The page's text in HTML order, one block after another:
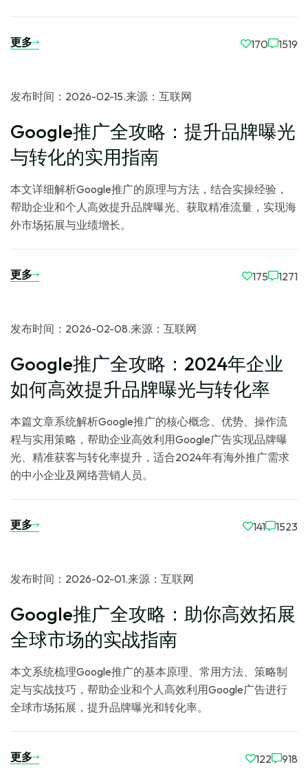
更多 170 1519
发布时间：2026-02-15.来源：互联网
Google推广全攻略：提升品牌曝光
与转化的实用指南
本文详细解析Google推广的原理与方法，结合实操经验，
帮助企业和个人高效提升品牌曝光、获取精准流量，实现海
外市场拓展与业绩增长。
更多 175 1271
发布时间：2026-02-08.来源：互联网
Google推广全攻略：2024年企业
如何高效提升品牌曝光与转化率
本篇文章系统解析Google推广的核心概念、优势、操作流
程与实用策略，帮助企业高效利用Google广告实现品牌曝
光、精准获客与转化率提升，适合2024年有海外推广需求
的中小企业及网络营销人员。
更多 141 1523
发布时间：2026-02-01.来源：互联网
Google推广全攻略：助你高效拓展
全球市场的实战指南
本文系统梳理Google推广的基本原理、常用方法、策略制
定与实战技巧，帮助企业和个人高效利用Google广告进行
全球市场拓展，提升品牌曝光和转化率。
更多 122 918